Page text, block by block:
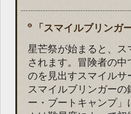
「スマイルブリンガ
星芒祭が始まると、ス
されます。冒険者の
のを見出すスマイルサ
スマイルブリンガー
ー・ブートキャンプ